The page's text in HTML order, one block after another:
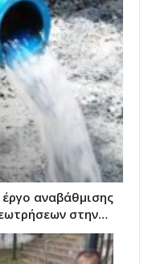
αναβάθμισης
στην…